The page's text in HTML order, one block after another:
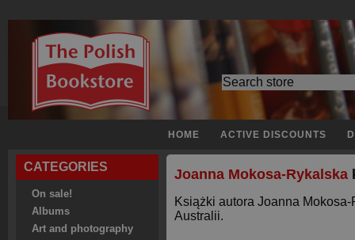
HOME ACTIVE DISCOUNTS
CATEGORIES
On sale!
Albums
Art and photography
Joanna Mokosa-Rykalska
Książki autora Joanna
Australii.